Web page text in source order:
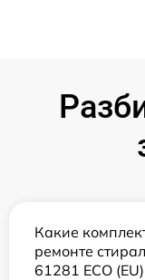
Какие
ремонте
61281 ECO